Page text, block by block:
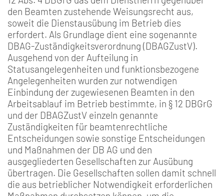
den Beamten zustehende Weisungsrecht aus,
soweit die Dienstausübung im Betrieb dies
erfordert. Als Grundlage dient eine sogenannte
DBAG-Zuständigkeitsverordnung (DBAGZustV).
Ausgehend von der Aufteilung in
Statusangelegenheiten und funktionsbezogene
Angelegenheiten wurden zur notwendigen
Einbindung der zugewiesenen Beamten in den
Arbeitsablauf im Betrieb bestimmte, in § 12 DBGrG
und der DBAGZustV einzeln genannte
Zuständigkeiten für beamtenrechtliche
Entscheidungen sowie sonstige Entscheidungen
und Maßnahmen der DB AG und den
ausgegliederten Gesellschaften zur Ausübung
übertragen. Die Gesellschaften sollen damit schnell
die aus betrieblicher Notwendigkeit erforderlichen